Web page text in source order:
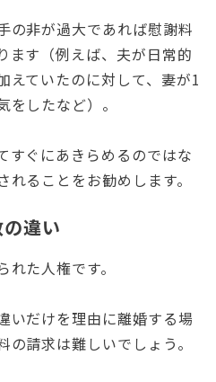
の非が過大であれば慰謝料
ます（例えば、夫が日常的
えていたのに対して、妻が1
したなど）。
すぐにあきらめるのではな
ることをお勧めします。
の違い
た人権です。
いだけを理由に離婚する場
請求は難しいでしょう。